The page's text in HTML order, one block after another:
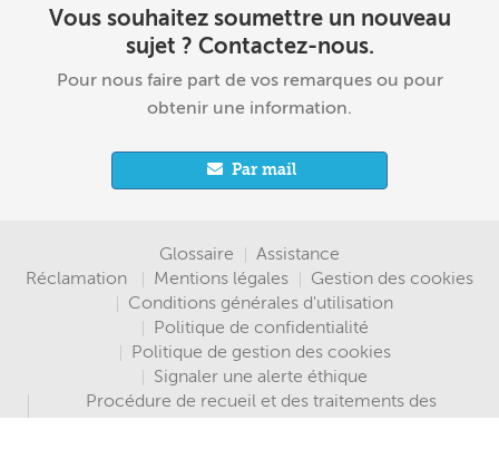
Vous souhaitez soumettre un nouveau
sujet ? Contactez-nous.
Pour nous faire part de vos remarques ou pour
obtenir une information.
Par mail
Menu
page
Glossaire
Assistance
Réclamation
Mentions légales
Gestion des cookies
Conditions générales d'utilisation
Politique de confidentialité
Politique de gestion des cookies
Signaler une alerte éthique
Procédure de recueil et des traitements des